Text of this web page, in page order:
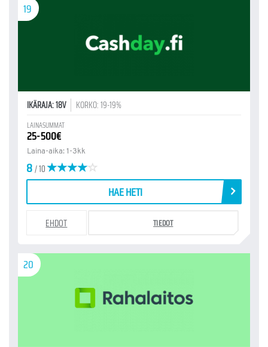
19
IKÄRAJA: 18V KORKO: 19-19%
LAINASUMMAT
25-500€
Laina-aika: 1-3kk
8/ 10
HAE HETI
EHDOT TIEDOT
20